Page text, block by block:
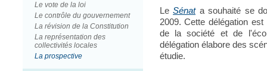
Le vote de la loi
Le contrôle du gouvernement
La révision de la Constitution
La représentation des
collectivités locales
La prospective
LeSénata souhaité se
2009. Cette délégation
de la société et de
délégation élabore des
étudie.